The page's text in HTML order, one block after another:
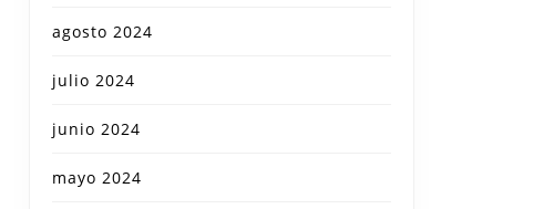
agosto 2024
julio 2024
junio 2024
mayo 2024